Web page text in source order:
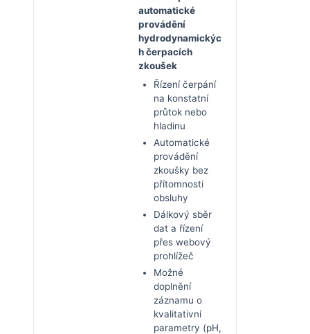
automatické
provádění
hydrodynamickýc
h čerpacích
zkoušek
Řízení čerpání
na konstatní
průtok nebo
hladinu
Automatické
provádění
zkoušky bez
přítomnosti
obsluhy
Dálkový sběr
dat a řízení
přes webový
prohlížeč
Možné
doplnění
záznamu o
kvalitativní
parametry (pH,